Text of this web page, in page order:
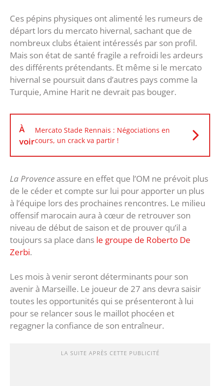
Ces pépins physiques ont alimenté les rumeurs de
départ lors du mercato hivernal, sachant que de
nombreux clubs étaient intéressés par son profil.
Mais son état de santé fragile a refroidi les ardeurs
des différents prétendants. Et même si le mercato
hivernal se poursuit dans d’autres pays comme la
Turquie, Amine Harit ne devrait pas bouger.
À
voir
Mercato Stade Rennais : Négociations en
cours, un crack va partir !
La Provenceassure en effet que l’OM ne prévoit plus
de le céder et compte sur lui pour apporter un plus
à l’équipe lors des prochaines rencontres. Le milieu
offensif marocain aura à cœur de retrouver son
niveau de début de saison et de prouver qu’il a
toujours sa place dans le groupe de Roberto De
Zerbi.
Les mois à venir seront déterminants pour son
avenir à Marseille. Le joueur de 27 ans devra saisir
toutes les opportunités qui se présenteront à lui
pour se relancer sous le maillot phocéen et
regagner la confiance de son entraîneur.
LA SUITE APRÈS CETTE PUBLICITÉ